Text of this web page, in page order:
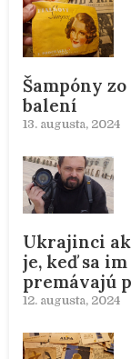
Šampóny
balení
13. augusta, 2024
Ukrajinci
je, keď sa
premávajú
12. augusta, 2024